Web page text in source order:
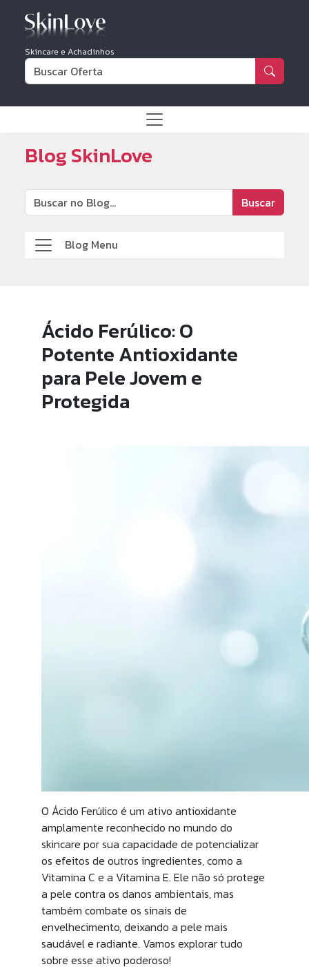
Skincare e Achadinhos
Blog SkinLove
Buscar
Blog Menu
Ácido Ferúlico: O
Potente Antioxidante
para Pele Jovem e
Protegida
O Ácido Ferúlico é um ativo antioxidante
amplamente reconhecido no mundo do
skincare por sua capacidade de potencializar
os efeitos de outros ingredientes, como a
Vitamina C e a Vitamina E. Ele não só protege
a pele contra os danos ambientais, mas
também combate os sinais de
envelhecimento, deixando a pele mais
saudável e radiante. Vamos explorar tudo
sobre esse ativo poderoso!